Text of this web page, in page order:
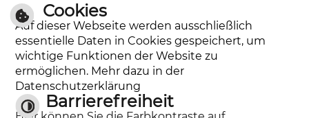
kontakt@lusshardt-schule.de
Tel.: 06205-31721
Cookies
Auf dieser Webseite werden ausschließlich
essentielle Daten in Cookies gespeichert, um
wichtige Funktionen der Website zu
ermöglichen. Mehr dazu in der
Datenschutzerklärung
Barrierefreiheit